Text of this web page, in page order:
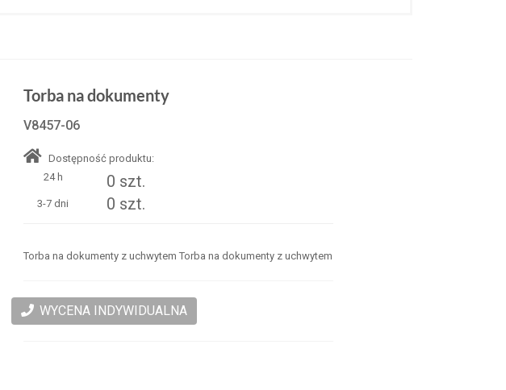
Torba na dokumenty
V8457-06
Dostępność produktu:
24 h
0 szt.
3-7 dni 0 szt.
Torba na dokumenty z uchwytem Torba na dokumenty z uchwytem
WYCENA INDYWIDUALNA